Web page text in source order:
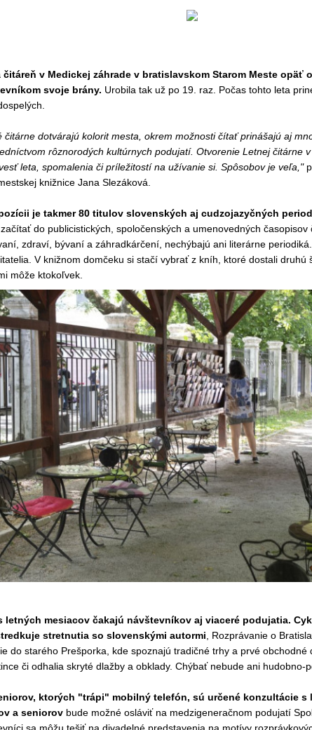
čitáreň v Medickej záhrade v bratislavskom Starom Meste opäť
svoje brány. Urobila tak už po 19. raz. Počas tohto leta
čitárne dotvárajú kolorit mesta, okrem možnosti čítať prinášajú aj
rôznorodých kultúrnych podujatí. Otvorenie Letnej čitárne
leta, spomalenia či príležitostí na užívanie si. Spôsobov je veľa,"
knižnice Jana Slezáková.
je takmer 80 titulov slovenských aj cudzojazyčných
do publicistických, spoločenských a umenovedných časopisov
zdraví, bývaní a záhradkárčení, nechýbajú ani literárne
V knižnom domčeku si stačí vybrať z kníh, ktoré dostali druhú
môže ktokoľvek.
letných mesiacov čakajú návštevníkov aj viaceré podujatia.
stretnutia so slovenskými autormi, Rozprávanie o
do starého Prešporka, kde spoznajú tradičné trhy a prvé obchodné
či odhalia skryté dlažby a obklady. Chýbať nebude ani hudobno-
ktorých "trápi" mobilný telefón, sú určené konzultácie s
a seniorov bude možné osláviť na medzigeneračnom podujatí